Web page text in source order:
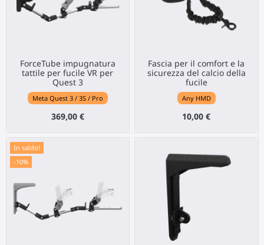
ForceTube impugnatura
tattile per fucile VR per
Quest 3
Meta Quest 3 / 3S / Pro
369,00 €
Fascia per il comfort e la
sicurezza del calcio della
fucile
Any HMD
10,00 €
In saldo!
-10%